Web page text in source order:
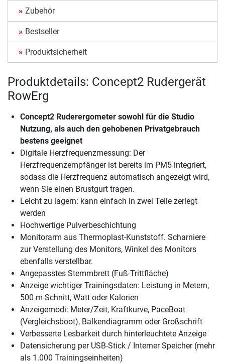
Zubehör
Bestseller
Produktsicherheit
Produktdetails: Concept2 Rudergerät
RowErg
Concept2 Ruderergometer sowohl für die Studio
Nutzung, als auch den gehobenen Privatgebrauch
bestens geeignet
Digitale Herzfrequenzmessung: Der
Herzfrequenzempfänger ist bereits im PM5 integriert,
sodass die Herzfrequenz automatisch angezeigt wird,
wenn Sie einen Brustgurt tragen.
Leicht zu lagern: kann einfach in zwei Teile zerlegt
werden
Hochwertige Pulverbeschichtung
Monitorarm aus Thermoplast-Kunststoff. Scharniere
zur Verstellung des Monitors, Winkel des Monitors
ebenfalls verstellbar.
Angepasstes Stemmbrett (Fuß-Trittfläche)
Anzeige wichtiger Trainingsdaten: Leistung in Metern,
500-m-Schnitt, Watt oder Kalorien
Anzeigemodi: Meter/Zeit, Kraftkurve, PaceBoat
(Vergleichsboot), Balkendiagramm oder Großschrift
Verbesserte Lesbarkeit durch hinterleuchtete Anzeige
Datensicherung per USB-Stick / Interner Speicher (mehr
als 1.000 Trainingseinheiten)